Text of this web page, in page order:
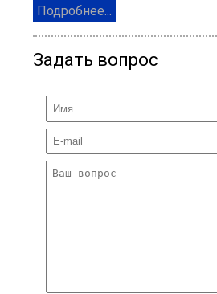
Подробнее...
Задать вопрос